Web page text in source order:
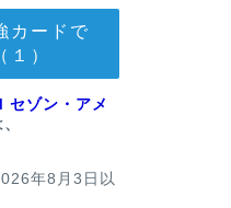
カードで
）
ゾン・アメ
年8月3日以